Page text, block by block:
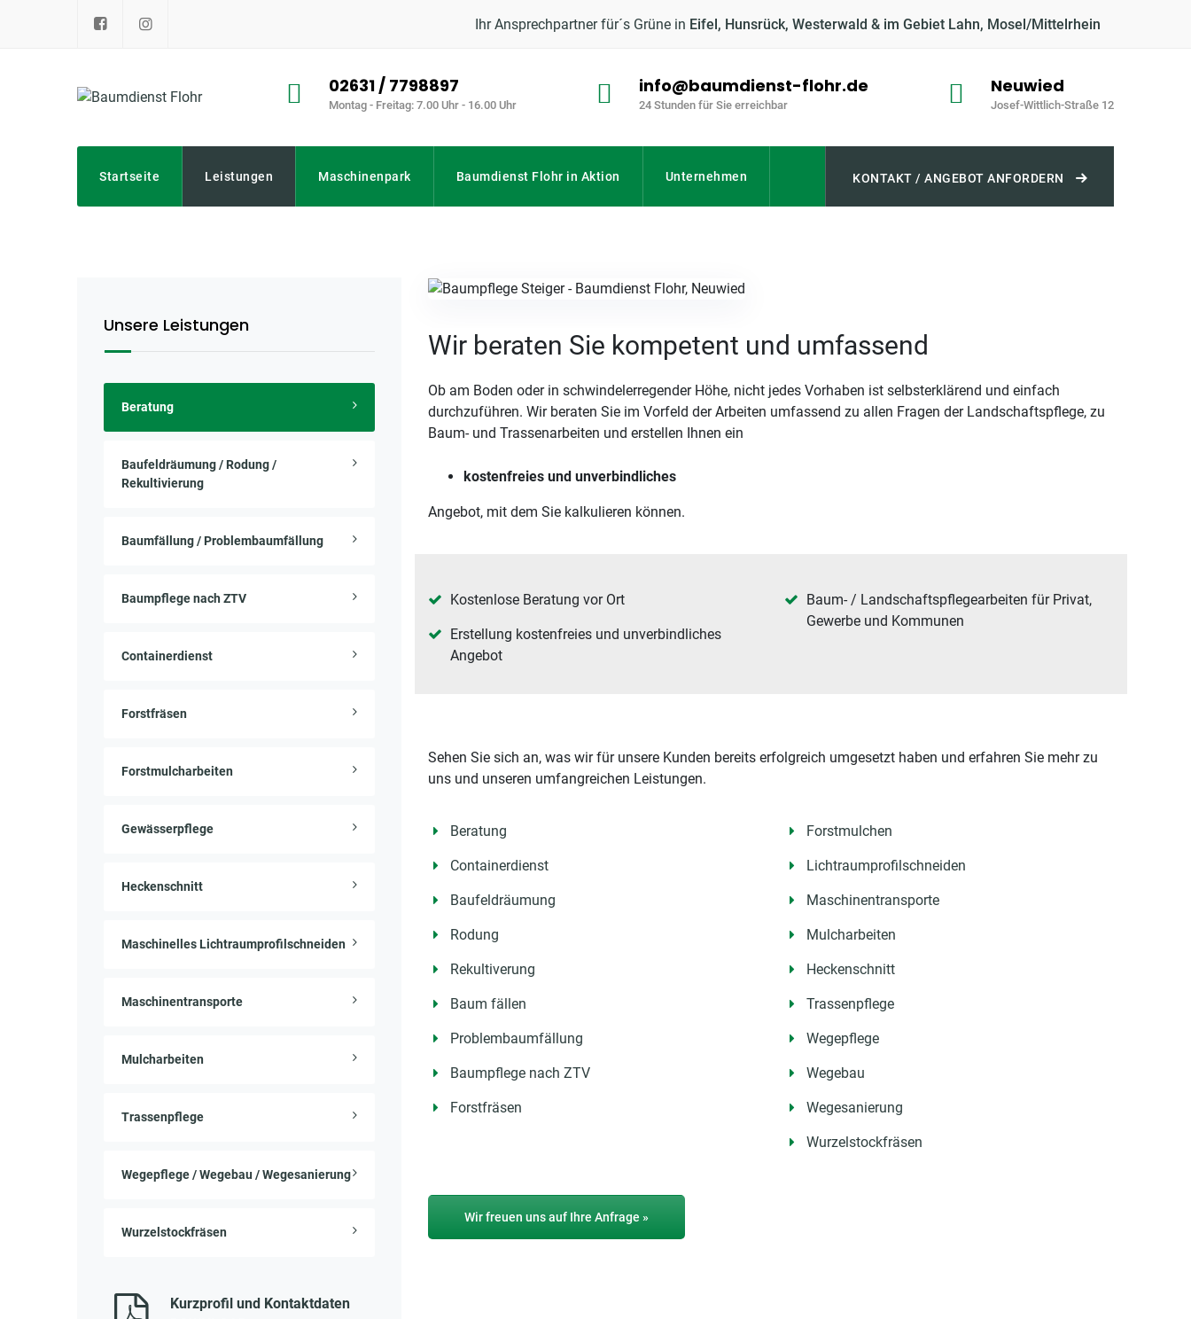
Ihr Ansprechpartner für´s Grüne in Eifel, Hunsrück, Westerwald & im Gebiet Lahn, Mosel/Mittelrhein
02631 / 7798897
Montag - Freitag: 7.00 Uhr - 16.00 Uhr
info@baumdienst-flohr.de
24 Stunden für Sie erreichbar
Neuwied
Josef-Wittlich-Straße 12
Startseite Leistungen Maschinenpark Baumdienst Flohr in Aktion Unternehmen KONTAKT / ANGEBOT ANFORDERN
Wir beraten Sie kompetent und umfassend
Ob am Boden oder in schwindelerregender Höhe, nicht jedes Vorhaben ist selbsterklärend und einfach
durchzuführen. Wir beraten Sie im Vorfeld der Arbeiten umfassend zu allen Fragen der Landschaftspflege, zu
Baum- und Trassenarbeiten und erstellen Ihnen ein
kostenfreies und unverbindliches
Angebot, mit dem Sie kalkulieren können.
Kostenlose Beratung vor Ort
Erstellung kostenfreies und unverbindliches
Angebot
Baum- / Landschaftspflegearbeiten für Privat,
Gewerbe und Kommunen
Sehen Sie sich an, was wir für unsere Kunden bereits erfolgreich umgesetzt haben und erfahren Sie mehr zu
uns und unseren umfangreichen Leistungen.
Beratung
Containerdienst
Baufeldräumung
Rodung
Rekultiverung
Baum fällen
Problembaumfällung
Baumpflege nach ZTV
Forstfräsen
Forstmulchen
Lichtraumprofilschneiden
Maschinentransporte
Mulcharbeiten
Heckenschnitt
Trassenpflege
Wegepflege
Wegebau
Wegesanierung
Wurzelstockfräsen
Wir freuen uns auf Ihre Anfrage »
Unsere Leistungen
Beratung
Baufeldräumung / Rodung /
Rekultivierung
Baumfällung / Problembaumfällung
Baumpflege nach ZTV
Containerdienst
Forstfräsen
Forstmulcharbeiten
Gewässerpflege
Heckenschnitt
Maschinelles Lichtraumprofilschneiden
Maschinentransporte
Mulcharbeiten
Trassenpflege
Wegepflege / Wegebau / Wegesanierung
Wurzelstockfräsen
Kurzprofil und Kontaktdaten